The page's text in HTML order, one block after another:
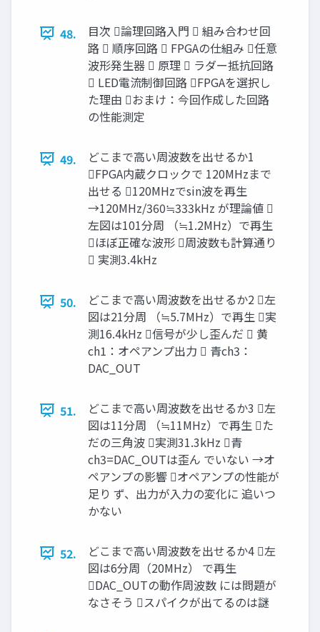
48.
目次 論理回路入門  組み合わせ回
路  順序回路  FPGAの仕組み 任意
波形発生器  原理  ラダー抵抗回路
 LED電流制御回路 FPGAを選択し
た理由 おまけ：今回作成した回路
の性能測定
49.
どこまで高い周波数を出せるか1
FPGA内蔵クロックで 120MHzまで
出せる 120MHzでsin波を再生
→120MHz/360≒333kHz が理論値 
左図は101分周 （≒1.2MHz）で再生
ほぼ正確な波形 周波数も計算通り
 実測3.4kHz
50.
どこまで高い周波数を出せるか2 左
図は21分周 （≒5.7MHz）で再生 実
測16.4kHz 信号が少し歪んだ  黄
ch1：オペアンプ出力  青ch3：
DAC_OUT
51.
どこまで高い周波数を出せるか3 左
図は11分周 （≒11MHz）で再生 た
だの三角波 実測31.3kHz 青
ch3=DAC_OUTは歪ん でいない →オ
ペアンプの影響 オペアンプの性能が
足り ず、出力が入力の変化に 追いつ
かない
52.
どこまで高い周波数を出せるか4 左
図は6分周（20MHz） で再生
DAC_OUTの動作周波数 には問題が
なさそう スパイクが出てるのは謎